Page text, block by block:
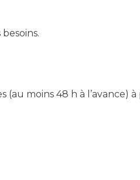
moins 48 h à l’avance)